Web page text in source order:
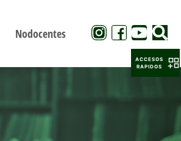
Nodocentes
ACCESOS
RAPIDOS